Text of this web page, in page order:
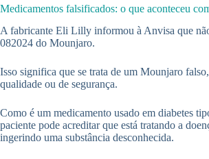
Medicamentos falsificados: o que aconteceu
A fabricante Eli Lilly informou à Anvisa que
082024 do Mounjaro.
Isso significa que se trata de um Mounjaro
qualidade ou de segurança.
Como é um medicamento usado em diabetes
paciente pode acreditar que está tratando a
ingerindo uma substância desconhecida.